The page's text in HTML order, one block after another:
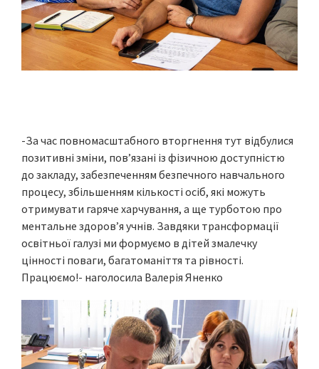
-За час повномасштабного вторгнення тут відбулися
позитивні зміни, пов’язані із фізичною доступністю
до закладу, забезпеченням безпечного навчального
процесу, збільшенням кількості осіб, які можуть
отримувати гаряче харчування, а ще турботою про
ментальне здоров’я учнів. Завдяки трансформації
освітньої галузі ми формуємо в дітей змалечку
цінності поваги, багатоманіття та рівності.
Працюємо!- наголосила Валерія Яненко